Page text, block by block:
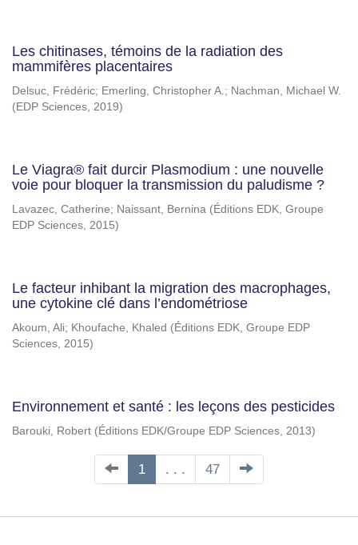
Les chitinases, témoins de la radiation des
mammifères placentaires
Delsuc, Frédéric; Emerling, Christopher A.; Nachman, Michael W.
(EDP Sciences, 2019)
Le Viagra® fait durcir Plasmodium : une nouvelle
voie pour bloquer la transmission du paludisme ?
Lavazec, Catherine; Naissant, Bernina (Éditions EDK, Groupe
EDP Sciences, 2015)
Le facteur inhibant la migration des macrophages,
une cytokine clé dans l’endométriose
Akoum, Ali; Khoufache, Khaled (Éditions EDK, Groupe EDP
Sciences, 2015)
Environnement et santé : les leçons des pesticides
Barouki, Robert (Éditions EDK/Groupe EDP Sciences, 2013)
1 . . . 47